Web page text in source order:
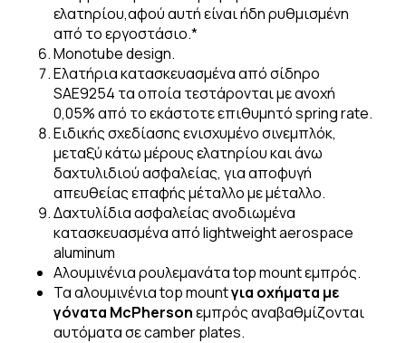
ελατηρίου,αφού αυτή είναι ήδη ρυθμισμένη
από το εργοστάσιο.*
Monotube design.
Ελατήρια κατασκευασμένα από σίδηρο
SAE9254 τα οποία τεστάρονται με ανοχή
0,05% από το εκάστοτε επιθυμητό spring rate.
Ειδικής σχεδίασης ενισχυμένο σινεμπλόκ,
μεταξύ κάτω μέρους ελατηρίου και άνω
δαχτυλιδιού ασφαλείας, για αποφυγή
απευθείας επαφής μέταλλο με μέταλλο.
Δαχτυλίδια ασφαλείας ανοδιωμένα
κατασκευασμένα από lightweight aerospace
aluminum
Αλουμινένια ρουλεμανάτα top mount εμπρός.
Τα αλουμινένια top mountγια οχήματα με
γόνατα McPhersonεμπρός αναβαθμίζονται
αυτόματα σε camber plates.